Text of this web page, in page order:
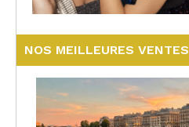
NOS MEILLEURES VENTES